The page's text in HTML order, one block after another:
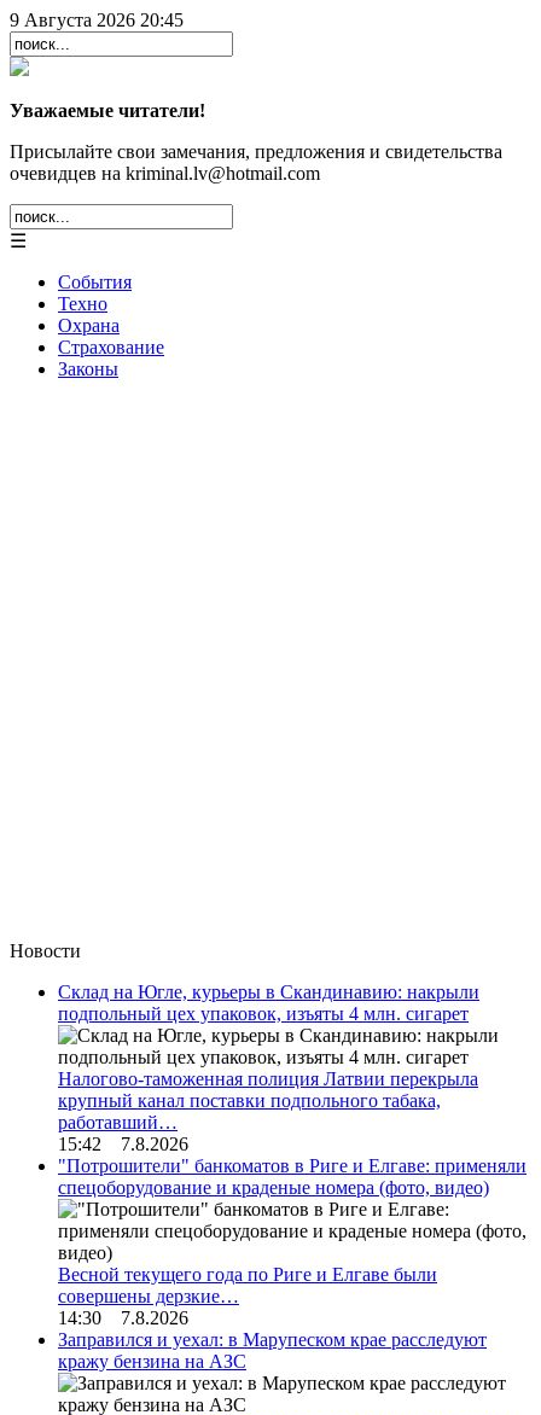
9 Августа 2026 20:45
Уважаемые читатели!
Присылайте свои замечания, предложения и свидетельства
очевидцев на kriminal.lv@hotmail.com
☰
События
Техно
Охрана
Страхование
Законы
Новости
Склад на Югле, курьеры в Скандинавию: накрыли
подпольный цех упаковок, изъяты 4 млн. сигарет
Налогово-таможенная полиция Латвии перекрыла
крупный канал поставки подпольного табака,
работавший…
15:42 7.8.2026
"Потрошители" банкоматов в Риге и Елгаве: применяли
спецоборудование и краденые номера (фото, видео)
Весной текущего года по Риге и Елгаве были
совершены дерзкие…
14:30 7.8.2026
Заправился и уехал: в Марупеском крае расследуют
кражу бензина на АЗС